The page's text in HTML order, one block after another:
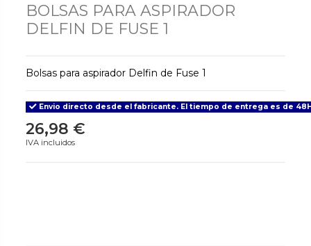
BOLSAS PARA ASPIRADOR
DELFIN DE FUSE 1
Bolsas para aspirador Delfin de Fuse 1
Envio directo desde el fabricante. El tiempo de entrega es de
26,98 €
IVA incluidos